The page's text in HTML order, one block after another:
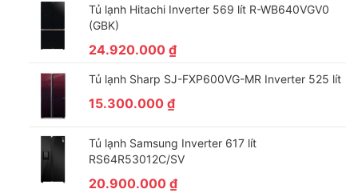
Tủ lạnh Hitachi Inverter 569 lít R-WB640VGV0
(GBK)
24.920.000 ₫
Tủ lạnh Sharp SJ-FXP600VG-MR Inverter 525 lít
15.300.000 ₫
Tủ lạnh Samsung Inverter 617 lít
RS64R53012C/SV
20.900.000 ₫